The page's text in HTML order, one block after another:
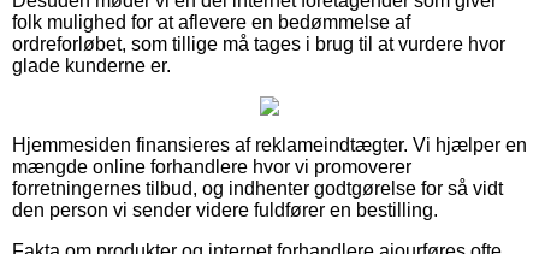
folk mulighed for at aflevere en bedømmelse af
ordreforløbet, som tillige må tages i brug til at vurdere hvor
glade kunderne er.
Hjemmesiden finansieres af reklameindtægter. Vi hjælper en
mængde online forhandlere hvor vi promoverer
forretningernes tilbud, og indhenter godtgørelse for så vidt
den person vi sender videre fuldfører en bestilling.